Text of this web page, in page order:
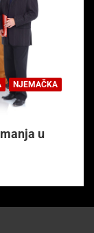
NJEMAČKA
u